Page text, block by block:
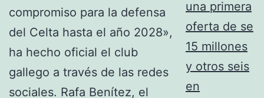
una primera
oferta de se
15 millones
y otros seis
en